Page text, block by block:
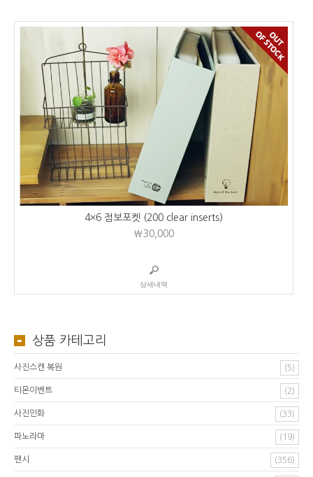
4×6 점보포켓 (200 clear inserts)
₩30,000
상세내역
상품 카테고리
사진스캔 복원 (5)
티몬이벤트 (2)
사진인화 (33)
파노라마 (19)
팬시 (356)